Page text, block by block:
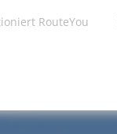
RouteYou